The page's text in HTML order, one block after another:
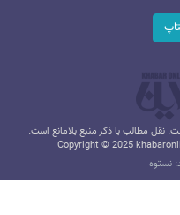
نقل مطالب با ذکر منبع بلامانع است.
Copyright © 2025
نستوه